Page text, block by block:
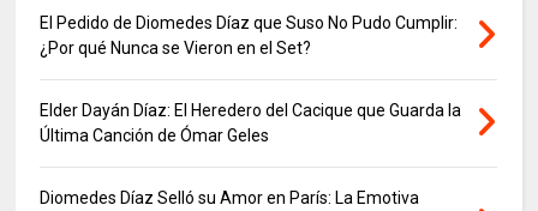
El Pedido de Diomedes Díaz que Suso No Pudo Cumplir:
¿Por qué Nunca se Vieron en el Set?
Elder Dayán Díaz: El Heredero del Cacique que Guarda la
Última Canción de Ómar Geles
Diomedes Díaz Selló su Amor en París: La Emotiva